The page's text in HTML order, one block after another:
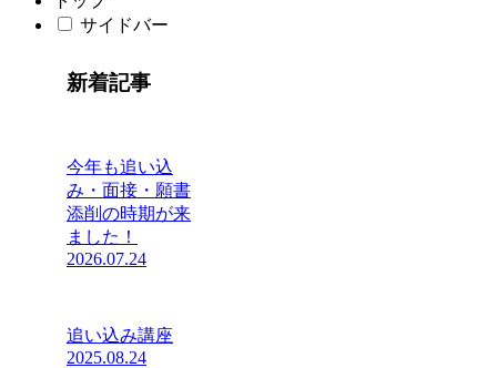
サイドバー
新着記事
今年も追い込
み・面接・願書
添削の時期が来
ました！
2026.07.24
追い込み講座
2025.08.24